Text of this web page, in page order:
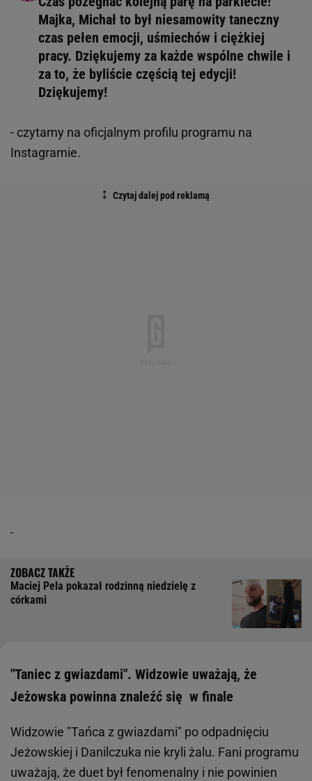
Majka, Michał to był niesamowity taneczny
czas pełen emocji, uśmiechów i ciężkiej
pracy. Dziękujemy za każde wspólne chwile i
za to, że byliście częścią tej edycji!
Dziękujemy!
- czytamy na oficjalnym profilu programu na
Instagramie.
Maciej Pela pokazał rodzinną niedzielę z
córkami
"Taniec z gwiazdami". Widzowie uważają, że
Jeżowska powinna znaleźć się w finale
Widzowie "Tańca z gwiazdami" po odpadnięciu
Jeżowskiej i Danilczuka nie kryli żalu. Fani programu
uważają, że duet był fenomenalny i nie powinien